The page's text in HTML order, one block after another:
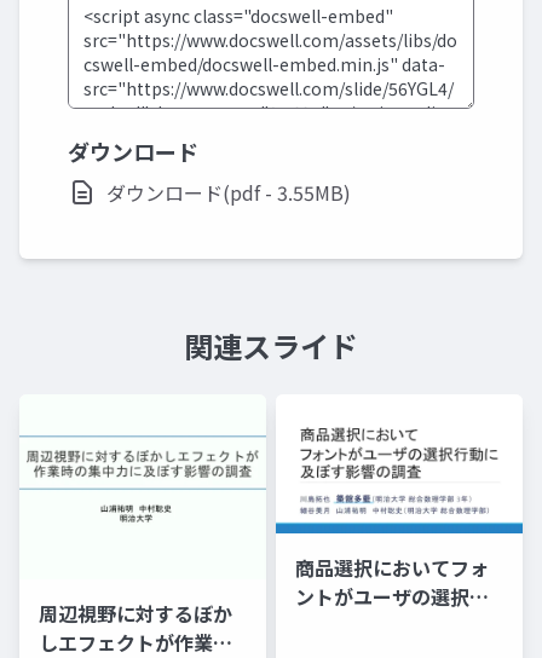
ダウンロード
ダウンロード(pdf - 3.55MB)
関連スライド
周辺視野に対するぼか
しエフェクトが作業時
商品選択においてフォ
ントがユーザの選択行